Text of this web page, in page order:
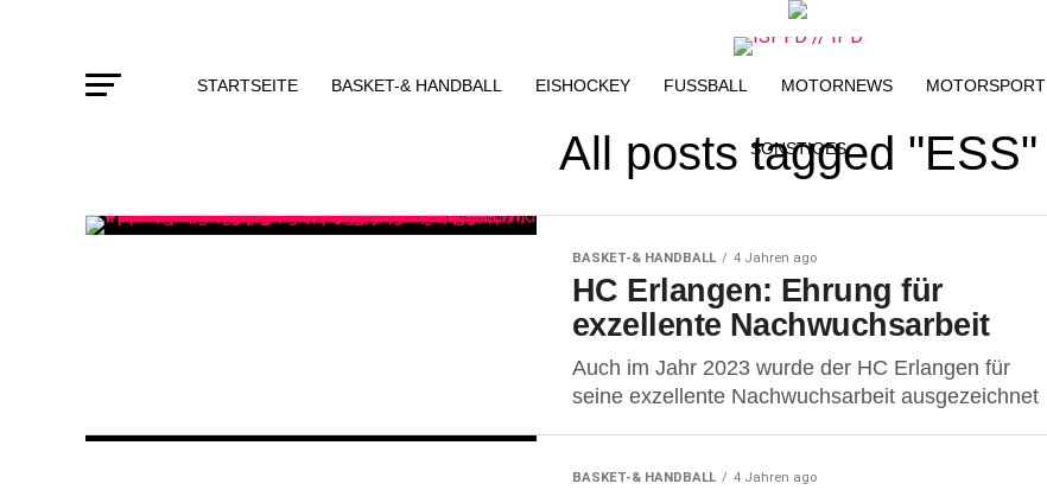
STARTSEITE BASKET-& HANDBALL EISHOCKEY FUSSBALL MOTORNEWS MOTORSPORT
SONSTIGES
All posts tagged "ESS"
BASKET-& HANDBALL 4 Jahren ago
HC Erlangen: Ehrung für
exzellente Nachwuchsarbeit
Auch im Jahr 2023 wurde der HC Erlangen für
seine exzellente Nachwuchsarbeit ausgezeichnet
BASKET-& HANDBALL 4 Jahren ago